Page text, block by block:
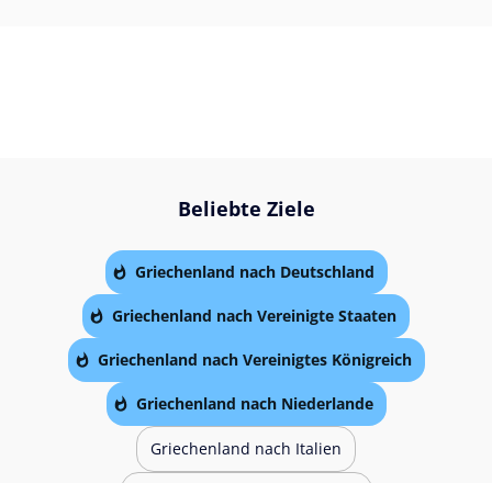
Beliebte Ziele
Griechenland nach Deutschland
Griechenland nach Vereinigte Staaten
Griechenland nach Vereinigtes Königreich
Griechenland nach Niederlande
Griechenland nach Italien